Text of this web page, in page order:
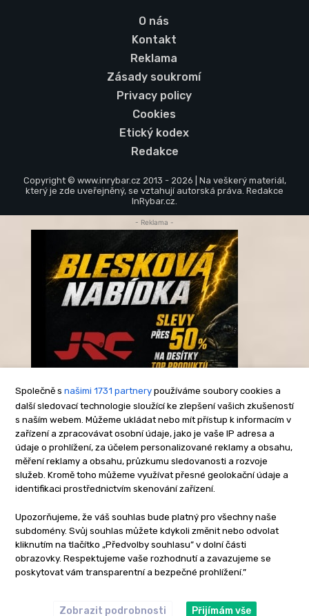
O nás
Kontakt
Reklama
Zásady soukromí
Privacy policy
Cookies
Etický kodex
Redakce
Copyright © www.inrybar.cz 2013 - 2026 | Na veškerý materiál,
který je zde uveřejněný, se vztahují autorská práva. Redakce
InRybar.cz.
Společně s našimi 1731 partnery používáme soubory cookies a
další sledovací technologie sloužící ke zlepšení vašich zkušeností
s naším webem. Můžeme ukládat nebo mít přístup k informacím v
zařízení a zpracovávat osobní údaje, jako je vaše IP adresa a
údaje o prohlížení, za účelem personalizované reklamy a obsahu,
měření reklamy a obsahu, průzkumu sledovanosti a rozvoje
služeb. Kromě toho můžeme využívat přesné geolokační údaje a
identifikaci prostřednictvím skenování zařízení.
Upozorňujeme, že váš souhlas bude platný pro všechny naše
subdomény. Svůj souhlas můžete kdykoli změnit nebo odvolat
kliknutím na tlačítko „Předvolby souhlasu” v dolní části
obrazovky. Respektujeme vaše rozhodnutí a zavazujeme se
poskytovat vám transparentní a bezpečné prohlížení.”
Zobrazit podrobnosti Přijímám vše
- Reklama -
-Reklama-